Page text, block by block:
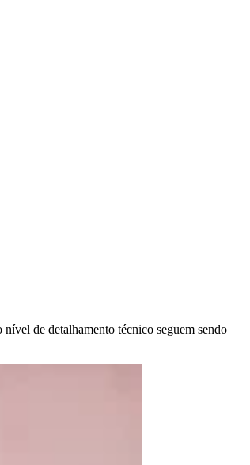
de detalhamento técnico seguem sendo